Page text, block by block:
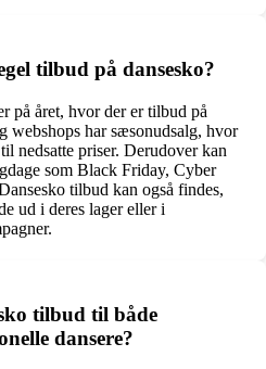
tilbud på dansesko?
på året, hvor der er tilbud på
webshops har sæsonudsalg, hvor
nedsatte priser. Derudover kan
som Black Friday, Cyber
tilbud kan også findes,
ud i deres lager eller i
tilbud til både
dansere?